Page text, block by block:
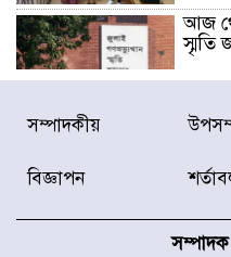
আজ
স্মৃতি
হরমুজ
চূড়ান্ত
সম্পাদকীয়
বিজ্ঞাপন